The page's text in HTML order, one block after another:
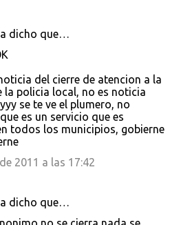
dicho que…
del cierre de atencion a la
la policia local, no es noticia
se te ve el plumero, no
es un servicio que es
todos los municipios, gobierne
2011 a las 17:42
dicho que…